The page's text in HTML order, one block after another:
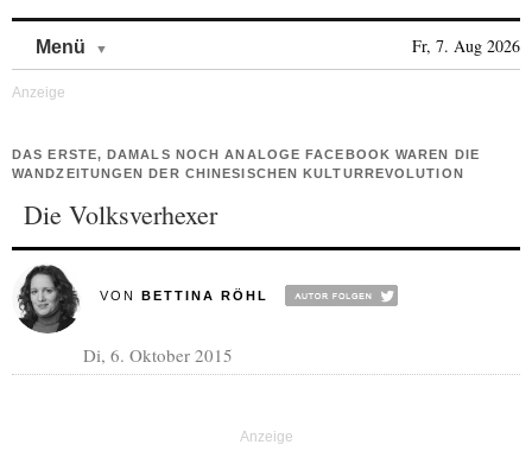
Menü Fr, 7. Aug 2026
DAS ERSTE, DAMALS NOCH ANALOGE FACEBOOK WAREN DIE
WANDZEITUNGEN DER CHINESISCHEN KULTURREVOLUTION
Die Volksverhexer
VON BETTINA RÖHL
Di, 6. Oktober 2015